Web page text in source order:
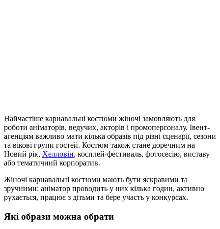
Найчастіше карнавальні костюми жіночі замовляють для
роботи аніматорів, ведучих, акторів і промоперсоналу. Івент-
агенціям важливо мати кілька образів під різні сценарії, сезони
та вікові групи гостей. Костюм також стане доречним на
Новий рік, Хелловін, косплей-фестиваль, фотосесію, виставу
або тематичний корпоратив.
Жіночі карнавальні костюми мають бути яскравими та
зручними: аніматор проводить у них кілька годин, активно
рухається, працює з дітьми та бере участь у конкурсах.
Які образи можна обрати